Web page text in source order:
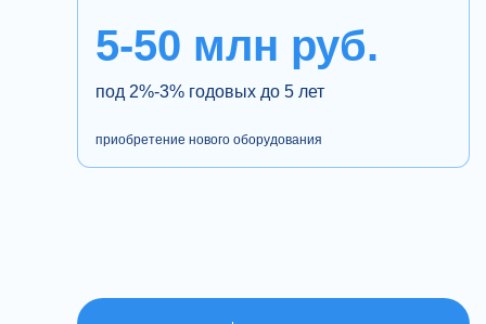
5-50 млн руб.
под 2%-3% годовых до 5 лет
приобретение нового оборудования